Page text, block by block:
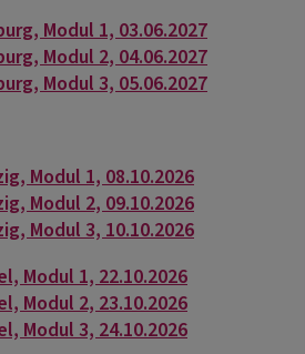
Modul 1, 03.06.2027
Modul 2, 04.06.2027
Modul 3, 05.06.2027
Modul 1, 08.10.2026
Modul 2, 09.10.2026
Modul 3, 10.10.2026
Modul 1, 22.10.2026
Modul 2, 23.10.2026
Modul 3, 24.10.2026